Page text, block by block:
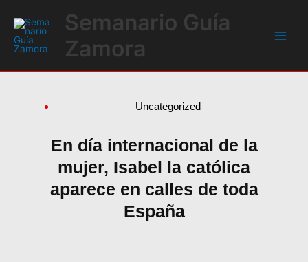
contenido
Semanario Guía
Zamora
Uncategorized
En día internacional de la
mujer, Isabel la católica
aparece en calles de toda
España